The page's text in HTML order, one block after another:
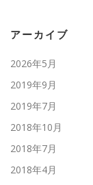
アーカイブ
2026年5月
2019年9月
2019年7月
2018年10月
2018年7月
2018年4月